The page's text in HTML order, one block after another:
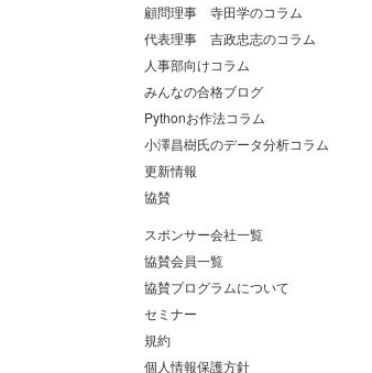
顧問理事 寺田学のコラム
代表理事 吉政忠志のコラム
人事部向けコラム
みんなの合格ブログ
Pythonお作法コラム
小澤昌樹氏のデータ分析コラム
更新情報
協賛
スポンサー会社一覧
協賛会員一覧
協賛プログラムについて
セミナー
規約
個人情報保護方針